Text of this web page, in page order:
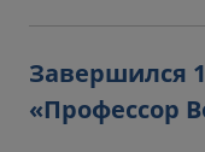
Завершился
«Профессор